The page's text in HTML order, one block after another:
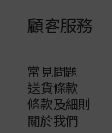
顧客服務
常見問題
送貨條款
條款及細則
關於我們